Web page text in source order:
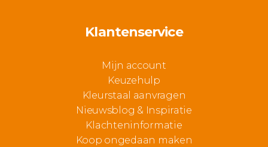
Klantenservice
Mijn account
Keuzehulp
Kleurstaal aanvragen
Nieuwsblog & Inspiratie
Klachteninformatie
Koop ongedaan maken